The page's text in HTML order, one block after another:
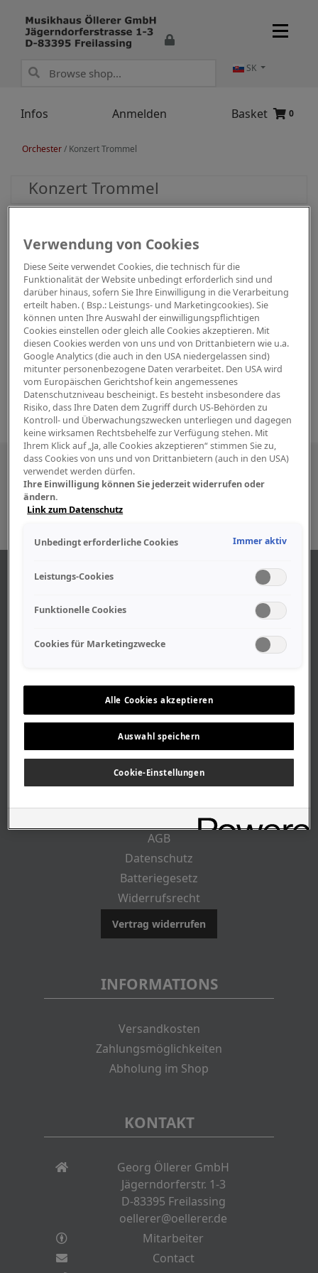
Infos Anmelden Basket 0
SK
Orchester/ Konzert Trommel
Konzert Trommel
Besuchen Sie uns auch in den sozialen
Medien
Geschäftszeiten
Stellenangebote
Geschichte
CUSTOMER INFO
AGB
Datenschutz
Batteriegesetz
Widerrufsrecht
Vertrag widerrufen
INFORMATIONS
Versandkosten
Zahlungsmöglichkeiten
Abholung im Shop
KONTAKT
Georg Öllerer GmbH
Jägerndorferstr. 1-3
D-83395 Freilassing
oellerer@oellerer.de
Mitarbeiter
Contact
Verwendung von Cookies
Diese Seite verwendet Cookies, die technisch für die
Funktionalität der Website unbedingt erforderlich sind und
darüber hinaus, sofern Sie Ihre Einwilligung in die Verarbeitung
erteilt haben. ( Bsp.: Leistungs- und Marketingcookies). Sie
können unten Ihre Auswahl der einwilligungspflichtigen
Cookies einstellen oder gleich alle Cookies akzeptieren. Mit
diesen Cookies werden von uns und von Drittanbietern wie u.a.
Google Analytics (die auch in den USA niedergelassen sind)
mitunter personenbezogene Daten verarbeitet. Den USA wird
vom Europäischen Gerichtshof kein angemessenes
Datenschutzniveau bescheinigt. Es besteht insbesondere das
Risiko, dass Ihre Daten dem Zugriff durch US-Behörden zu
Kontroll- und Überwachungszwecken unterliegen und dagegen
keine wirksamen Rechtsbehelfe zur Verfügung stehen. Mit
Ihrem Klick auf „Ja, alle Cookies akzeptieren“ stimmen Sie zu,
dass Cookies von uns und von Drittanbietern (auch in den USA)
verwendet werden dürfen.
Ihre Einwilligung können Sie jederzeit widerrufen oder
ändern.
Link zum Datenschutz
Unbedingt erforderliche Cookies Immer aktiv
Leistungs-Cookies
Funktionelle Cookies
Cookies für Marketingzwecke
Alle Cookies akzeptieren
Auswahl speichern
Cookie-Einstellungen